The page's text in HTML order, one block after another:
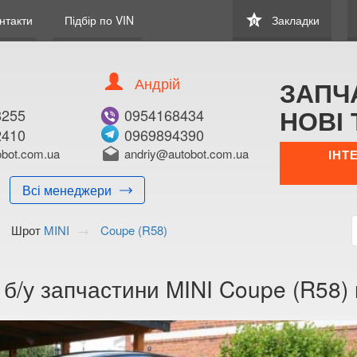
Підбір по VIN star
0 Закладки
Всі менеджери
Андрій
0954168434
0969894390
drafts andriy@autobot.com.ua
НОВІ
Шрот MINI
Coupe (R58)
у запчастини MINI Coupe (R58)